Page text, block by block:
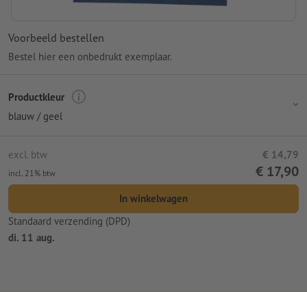
Voorbeeld bestellen
Bestel hier een onbedrukt exemplaar.
Productkleur
blauw / geel
excl. btw € 14,79
incl. 21% btw € 17,90
In winkelwagen
Standaard verzending (DPD)
di. 11 aug.